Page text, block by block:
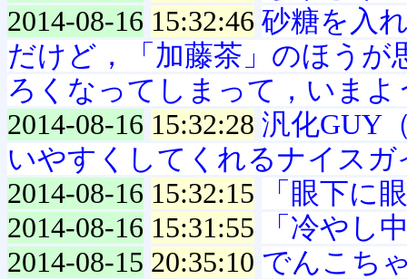
2014-08-16 15:32:46 砂糖を入
だけど，「加藤茶」のほう
ろくなってしまって，いま
2014-08-16 15:32:28 汎化GUY
いやすくしてくれるナイスガ
2014-08-16 15:32:15
「眼下に
2014-08-16 15:31:55
「冷やし
2014-08-15 20:35:10 でんこち